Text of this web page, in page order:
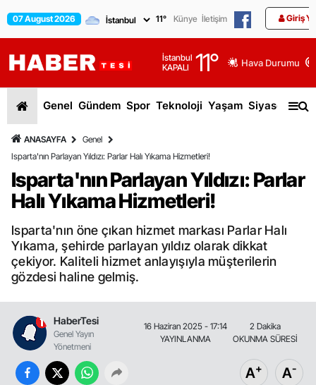
07 August 2026 11° Künye İletişim Giriş
İstanbul
KAPALI
11° Hava Durumu
Genel Gündem Spor Teknoloji Yaşam Siyaset
ANASAYFA
Genel
Isparta'nın Parlayan Yıldızı: Parlar Halı Yıkama Hizmetleri!
Isparta'nın Parlayan Yıldızı: Parlar
Halı Yıkama Hizmetleri!
Isparta'nın öne çıkan hizmet markası Parlar Halı
Yıkama, şehirde parlayan yıldız olarak dikkat
çekiyor. Kaliteli hizmet anlayışıyla müşterilerin
gözdesi haline gelmiş.
HaberTesi
Genel Yayın
Yönetmeni
16 Haziran 2025 - 17:14
YAYINLANMA
2 Dakika
OKUNMA SÜRESİ
A+ A-